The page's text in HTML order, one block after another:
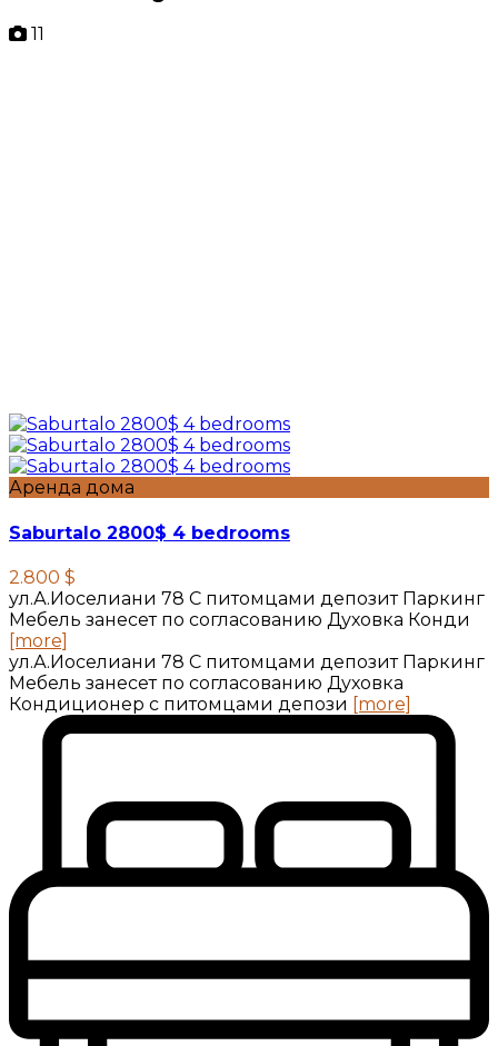
11
Аренда дома
Saburtalo 2800$ 4 bedrooms
2.800 $
ул.А.Иоселиани 78 С питомцами депозит Паркинг
Мебель занесет по согласованию Духовка Конди
[more]
ул.А.Иоселиани 78 С питомцами депозит Паркинг
Мебель занесет по согласованию Духовка
Кондиционер с питомцами депози [more]